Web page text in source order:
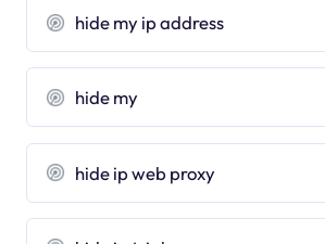
hide my ip address
hide my
hide ip web proxy